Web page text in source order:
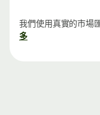
我們使用真實的市場
多